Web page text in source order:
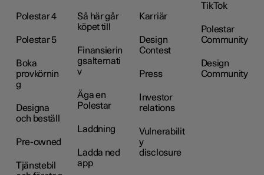
Polestar 4
Polestar 5
Boka
provkörnin
g
Designa
och beställ
Pre-owned
Tjänstebil
Så här går
köpet till
Finansierin
gsalternati
v
Äga en
Polestar
Laddning
Ladda ned
app
Karriär
Design
Contest
Press
Investor
relations
Vulnerabilit
y
disclosure
TikTok
Polestar
Community
Design
Community